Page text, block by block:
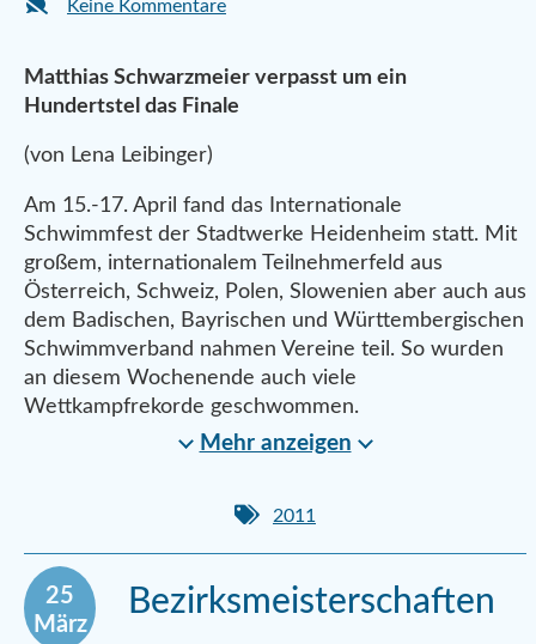
Keine Kommentare
Matthias Schwarzmeier verpasst um ein
Hundertstel das Finale
(von Lena Leibinger)
Am 15.-17. April fand das Internationale
Schwimmfest der Stadtwerke Heidenheim statt. Mit
großem, internationalem Teilnehmerfeld aus
Österreich, Schweiz, Polen, Slowenien aber auch aus
dem Badischen, Bayrischen und Württembergischen
Schwimmverband nahmen Vereine teil. So wurden
an diesem Wochenende auch viele
Wettkampfrekorde geschwommen.
Mehr anzeigen
2011
25
März
Bezirksmeisterschaften